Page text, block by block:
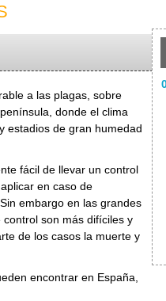
a las plagas, sobre
donde el clima
estadios de gran humedad
fácil de llevar un control
en caso de
embargo en las grandes
son más difíciles y
de los casos la muerte y
encontrar en España,